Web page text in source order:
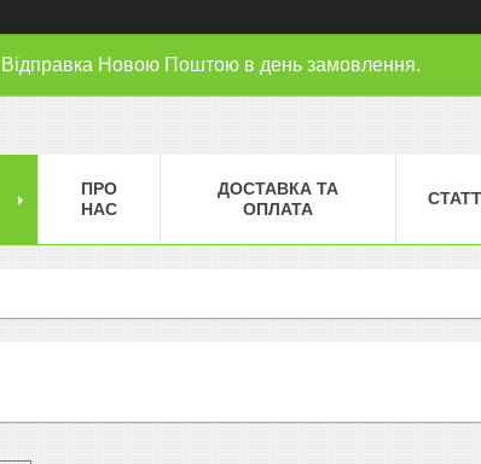
Відправка Новою Поштою в день замовлення.
ПРО
НАС
ДОСТАВКА ТА
ОПЛАТА